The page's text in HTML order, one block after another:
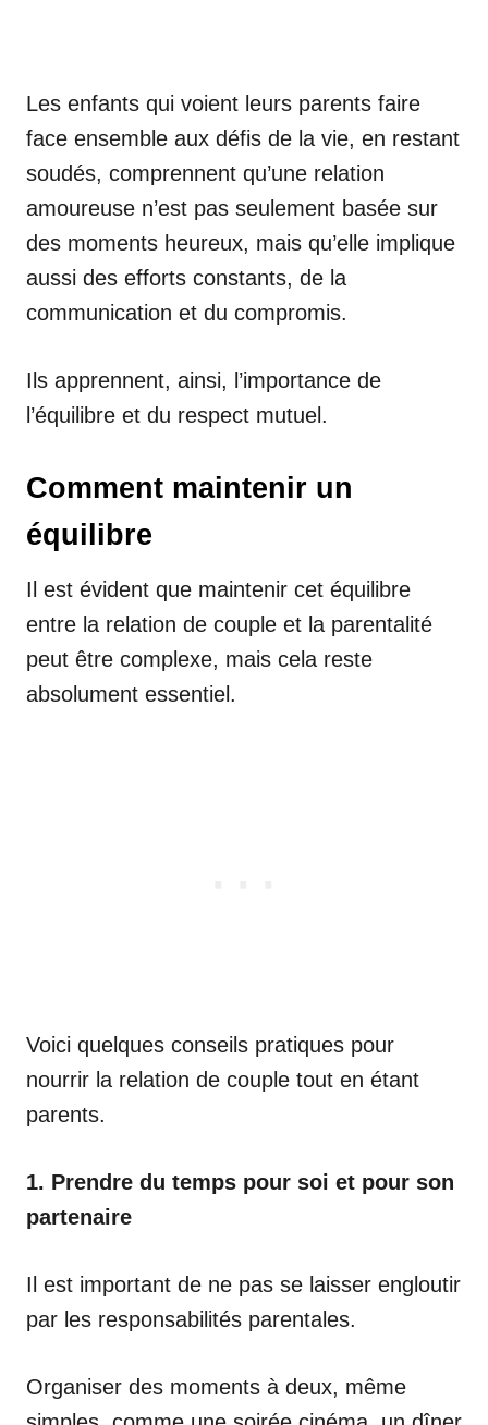
Les enfants qui voient leurs parents faire
face ensemble aux défis de la vie, en restant
soudés, comprennent qu’une relation
amoureuse n’est pas seulement basée sur
des moments heureux, mais qu’elle implique
aussi des efforts constants, de la
communication et du compromis.
Ils apprennent, ainsi, l’importance de
l’équilibre et du respect mutuel.
Comment maintenir un
équilibre
Il est évident que maintenir cet équilibre
entre la relation de couple et la parentalité
peut être complexe, mais cela reste
absolument essentiel.
Voici quelques conseils pratiques pour
nourrir la relation de couple tout en étant
parents.
1. Prendre du temps pour soi et pour son
partenaire
Il est important de ne pas se laisser engloutir
par les responsabilités parentales.
Organiser des moments à deux, même